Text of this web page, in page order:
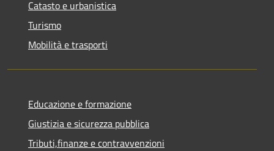
Catasto e urbanistica
Turismo
Mobilità e trasporti
Educazione e formazione
Giustizia e sicurezza pubblica
Tributi,finanze e contravvenzioni